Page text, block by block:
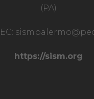
(PA)
https://sism.org